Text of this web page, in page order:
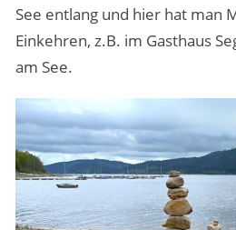
See entlang und hier hat man
Einkehren, z.B. im Gasthaus
am See.